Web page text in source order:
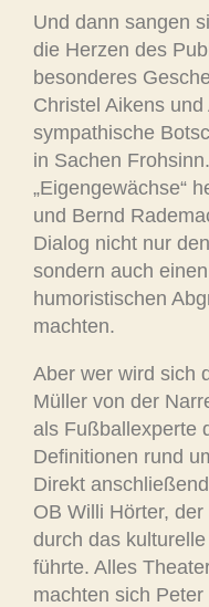
Und dann sangen
die Herzen des
besonderes
Christel Aikens
sympathische
in Sachen
„Eigengewächse“
und Bernd
Dialog nicht nur
sondern auch
humoristischen
machten.
Aber wer wird sich
Müller von der
als Fußballexperte
Definitionen rund
Direkt
OB Willi Hörter,
durch das
führte. Alles
machten sich